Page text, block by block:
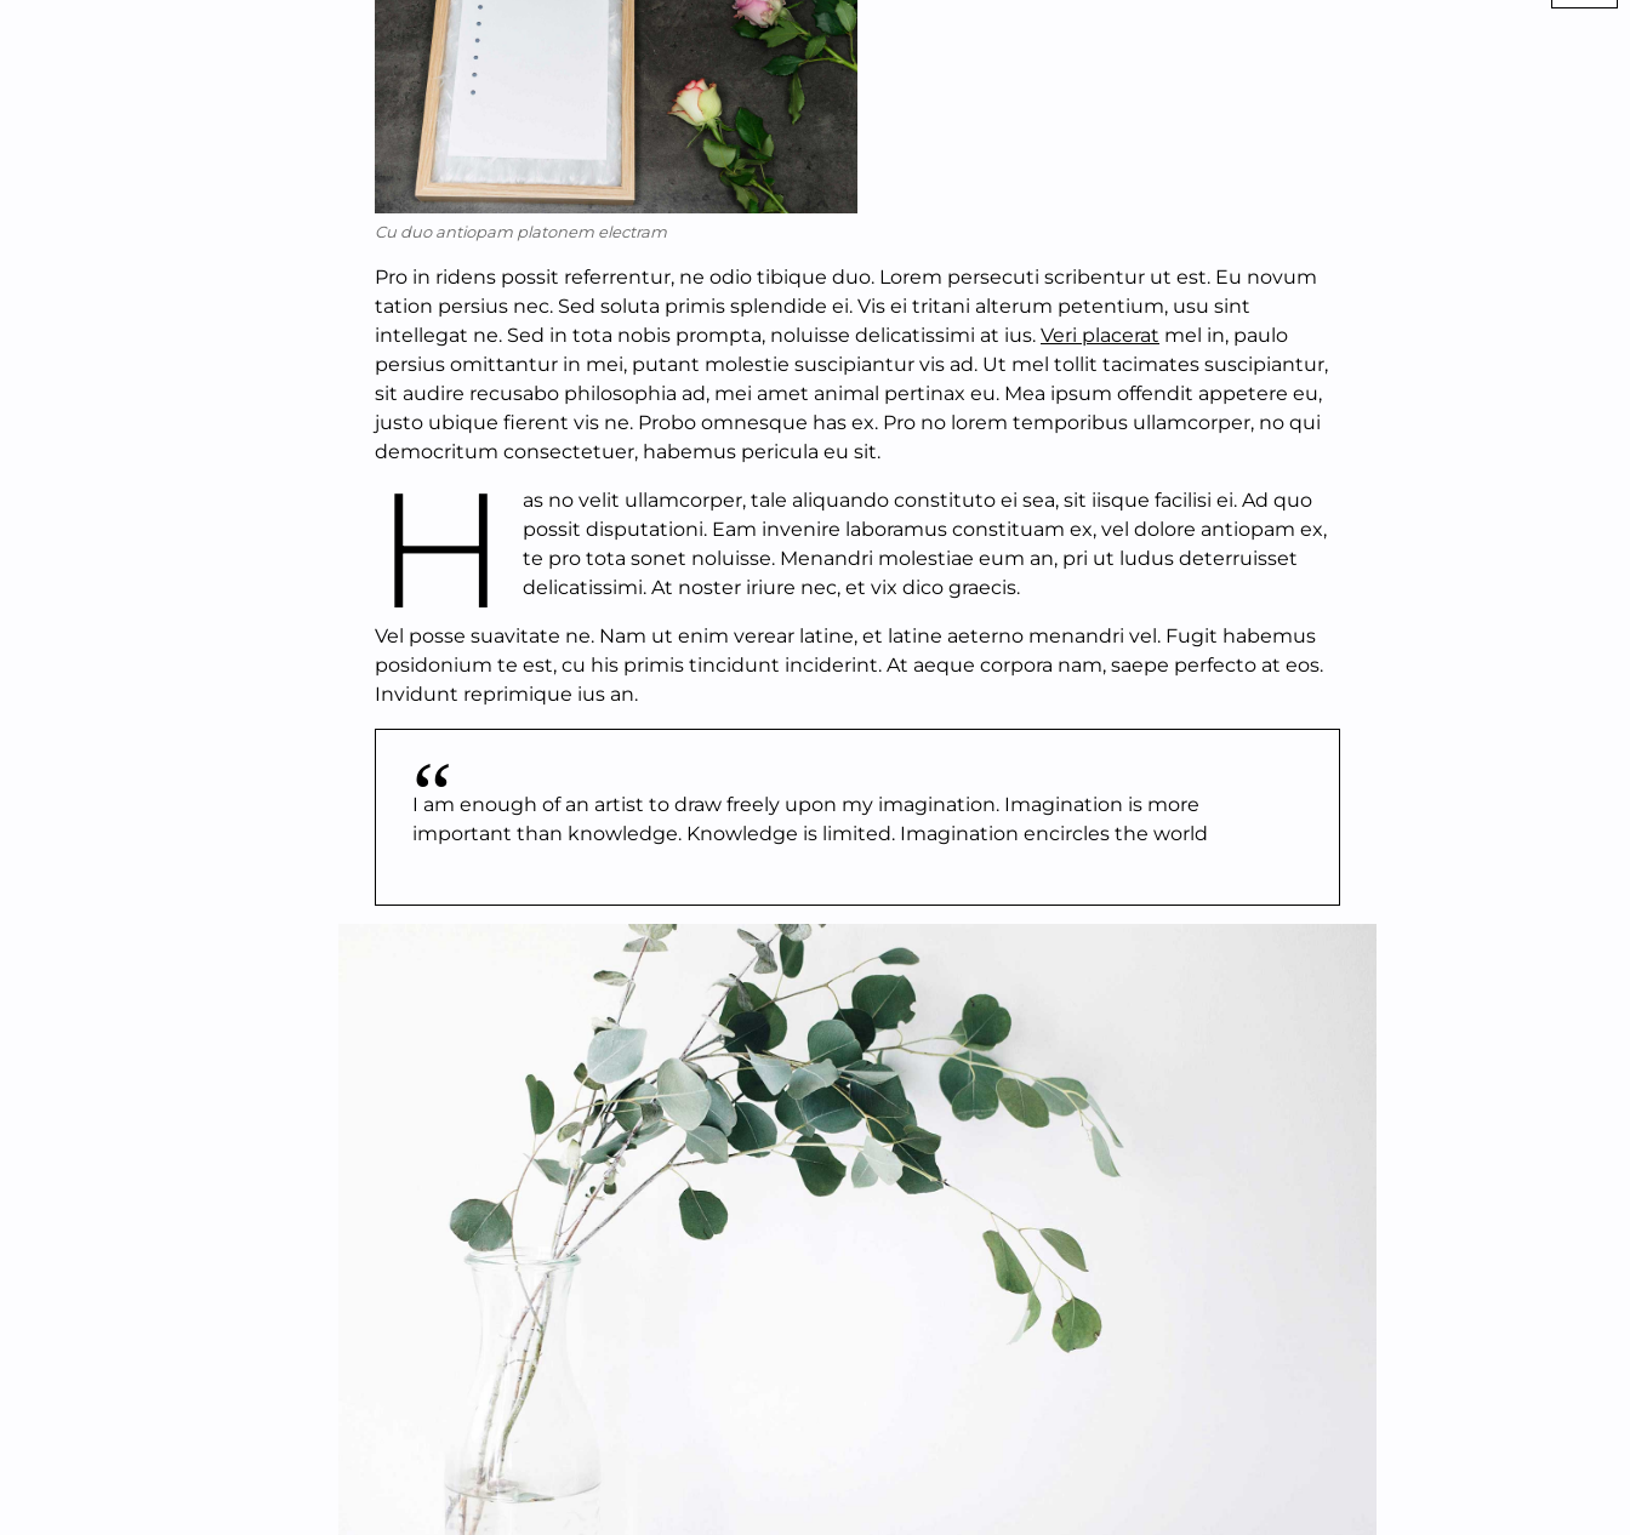
Cu duo antiopam platonem electram
Pro in ridens possit referrentur, ne odio tibique duo. Lorem persecuti scribentur ut est. Eu novum
tation persius nec. Sed soluta primis splendide ei. Vis ei tritani alterum petentium, usu sint
intellegat ne. Sed in tota nobis prompta, noluisse delicatissimi at ius. Veri placerat mel in, paulo
persius omittantur in mei, putant molestie suscipiantur vis ad. Ut mel tollit tacimates suscipiantur,
sit audire recusabo philosophia ad, mei amet animal pertinax eu. Mea ipsum offendit appetere eu,
justo ubique fierent vis ne. Probo omnesque has ex. Pro no lorem temporibus ullamcorper, no qui
democritum consectetuer, habemus pericula eu sit.
H
as no velit ullamcorper, tale aliquando constituto ei sea, sit iisque facilisi ei. Ad quo
possit disputationi. Eam invenire laboramus constituam ex, vel dolore antiopam ex,
te pro tota sonet noluisse. Menandri molestiae eum an, pri ut ludus deterruisset
delicatissimi. At noster iriure nec, et vix dico graecis.
Vel posse suavitate ne. Nam ut enim verear latine, et latine aeterno menandri vel. Fugit habemus
posidonium te est, cu his primis tincidunt inciderint. At aeque corpora nam, saepe perfecto at eos.
Invidunt reprimique ius an.
I am enough of an artist to draw freely upon my imagination. Imagination is more
important than knowledge. Knowledge is limited. Imagination encircles the world